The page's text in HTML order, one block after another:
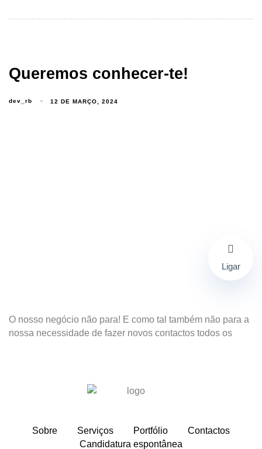
Ligar
Queremos conhecer-te!
dev_rb 12 DE MARÇO, 2024
O nosso negócio não para! E como tal também não para a
nossa necessidade de fazer novos contactos todos os
Sobre Serviços Portfólio
Contactos
Candidatura espontânea